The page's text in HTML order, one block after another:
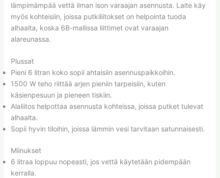
lämpimämpää vettä ilman ison varaajan asennusta. Laite käy
myös kohteisiin, joissa putkiliitokset on helpointa tuoda
alhaalta, koska 6B-mallissa liittimet ovat varaajan
alareunassa.
Plussat
Pieni 6 litran koko sopii ahtaisiin asennuspaikkoihin.
1500 W teho riittää arjen pieniin tarpeisiin, kuten
käsienpesuun ja pieneen tiskiin.
Alaliitos helpottaa asennusta kohteissa, joissa putket tulevat
alhaalta.
Sopii hyvin tiloihin, joissa lämmin vesi tarvitaan satunnaisesti.
Miinukset
6 litraa loppuu nopeasti, jos vettä käytetään pidempään
kerralla.